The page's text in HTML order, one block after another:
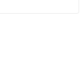
23 24 25